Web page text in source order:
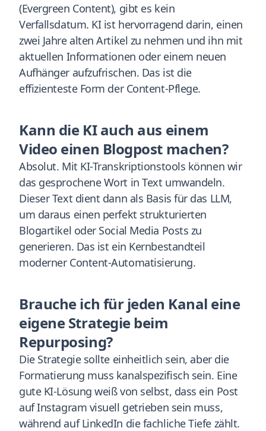
(Evergreen Content), gibt es kein
Verfallsdatum. KI ist hervorragend darin, einen
zwei Jahre alten Artikel zu nehmen und ihn mit
aktuellen Informationen oder einem neuen
Aufhänger aufzufrischen. Das ist die
effizienteste Form der Content-Pflege.
Kann die KI auch aus einem
Video einen Blogpost machen?
Absolut. Mit KI-Transkriptionstools können wir
das gesprochene Wort in Text umwandeln.
Dieser Text dient dann als Basis für das LLM,
um daraus einen perfekt strukturierten
Blogartikel oder Social Media Posts zu
generieren. Das ist ein Kernbestandteil
moderner Content-Automatisierung.
Brauche ich für jeden Kanal eine
eigene Strategie beim
Repurposing?
Die Strategie sollte einheitlich sein, aber die
Formatierung muss kanalspezifisch sein. Eine
gute KI-Lösung weiß von selbst, dass ein Post
auf Instagram visuell getrieben sein muss,
während auf LinkedIn die fachliche Tiefe zählt.